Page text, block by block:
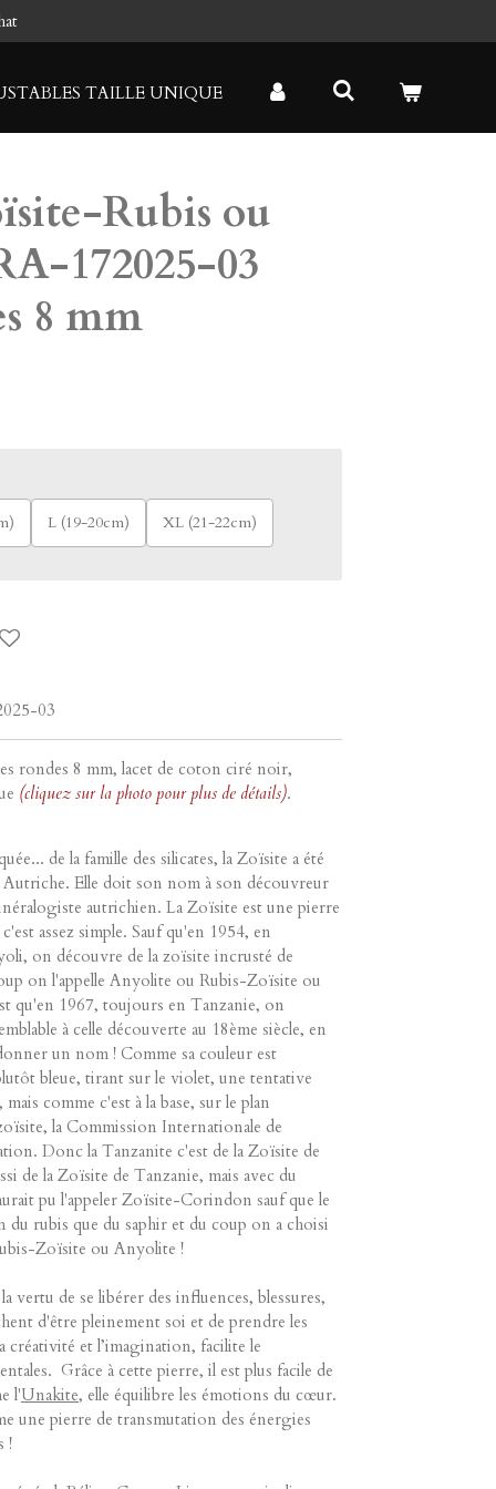
TAILLE UNIQUE
Rubis ou
172025-03
8 mm
L (19-20cm) XL (21-22cm)
03
rondes 8 mm, lacet de coton ciré noir,
(cliquez sur la photo pour plus de détails).
de la famille des silicates, la Zoïsite a été
Autriche. Elle doit son nom à son découvreur
autrichien. La Zoïsite est une pierre
assez simple. Sauf qu'en 1954, en
on découvre de la zoïsite incrusté de
on l'appelle Anyolite ou Rubis-Zoïsite ou
qu'en 1967, toujours en Tanzanie, on
à celle découverte au 18ème siècle, en
un nom ! Comme sa couleur est
bleue, tirant sur le violet, une tentative
comme c'est à la base, sur le plan
la Commission Internationale de
Donc la Tanzanite c'est de la Zoïsite de
de la Zoïsite de Tanzanie, mais avec du
pu l'appeler Zoïsite-Corindon sauf que le
du rubis que du saphir et du coup on a choisi
Zoïsite ou Anyolite !
vertu de se libérer des influences, blessures,
d'être pleinement soi et de prendre les
créativité et l’imagination, facilite le
Grâce à cette pierre, il est plus facile de
l'Unakite, elle équilibre les émotions du cœur.
une pierre de transmutation des énergies
!